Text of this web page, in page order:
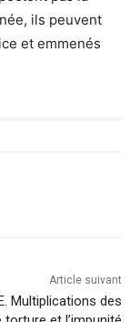
ils peuvent
et emmenés
Article suivant
Multiplications des